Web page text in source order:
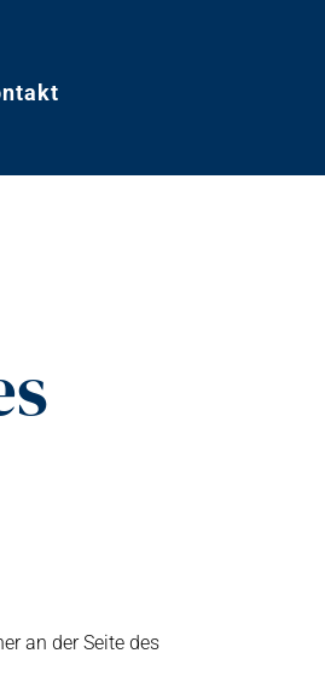
an der Seite des